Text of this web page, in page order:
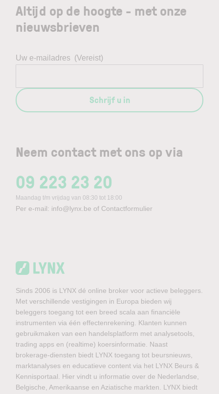
Neem contact met ons op via
09 223 23 20
Maandag t/m vrijdag van 08:30 tot 18:00
Per e-mail: info@lynx.be of Contactformulier
Altijd op de hoogte - met onze
nieuwsbrieven
Uw e-mailadres (Vereist)
Schrijf u in
Sinds 2006 is LYNX dé online broker voor actieve beleggers.
Met verschillende vestigingen in Europa bieden wij
beleggers toegang tot een breed scala aan financiële
instrumenten via één effectenrekening. Klanten kunnen
gebruikmaken van een handelsplatform met analysetools,
trading apps en (realtime) koersinformatie. Naast
brokerage-diensten biedt LYNX toegang tot beursnieuws,
marktanalyses en educatieve content via het LYNX Beurs &
Kennisportaal. Hier vindt u informatie over de Nederlandse,
Belgische, Amerikaanse en Aziatische markten. LYNX biedt